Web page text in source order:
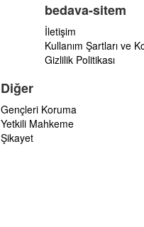
bedava-sitem
İletişim
Kullanım Şartları ve
Gizlilik Politikası
Diğer
Gençleri Koruma
Yetkili Mahkeme
Şikayet